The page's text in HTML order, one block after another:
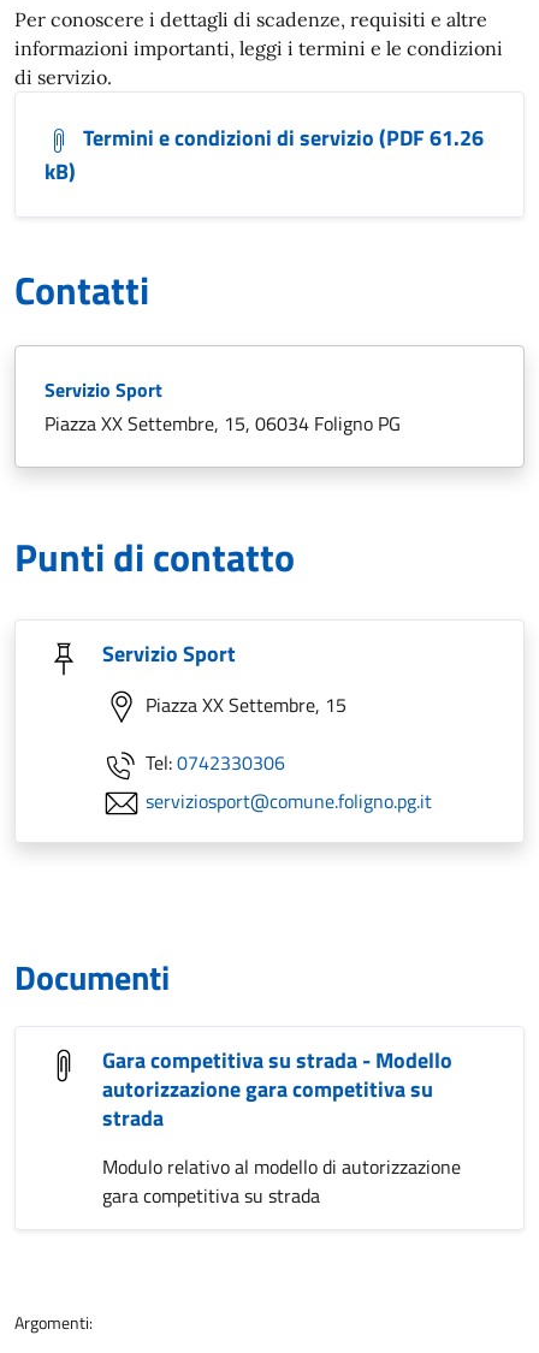
Per conoscere i dettagli di scadenze, requisiti e altre
informazioni importanti, leggi i termini e le condizioni
di servizio.
Termini e condizioni di servizio (PDF 61.26
kB)
Contatti
Servizio Sport
Piazza XX Settembre, 15, 06034 Foligno PG
Punti di contatto
Servizio Sport
Piazza XX Settembre, 15
Tel:0742330306
serviziosport@comune.foligno.pg.it
Documenti
Gara competitiva su strada - Modello
autorizzazione gara competitiva su
strada
Modulo relativo al modello di autorizzazione
gara competitiva su strada
Argomenti: